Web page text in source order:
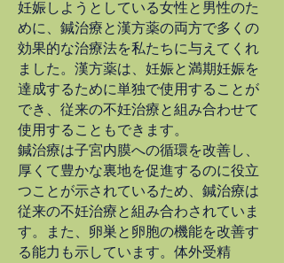
妊娠しようとしている女性と男性のた
めに、鍼治療と漢方薬の両方で多くの
効果的な治療法を私たちに与えてくれ
ました。漢方薬は、妊娠と満期妊娠を
達成するために単独で使用することが
でき、従来の不妊治療と組み合わせて
使用することもできます。
鍼治療は子宮内膜への循環を改善し、
厚くて豊かな裏地を促進するのに役立
つことが示されているため、鍼治療は
従来の不妊治療と組み合わされていま
す。また、卵巣と卵胞の機能を改善す
る能力も示しています。体外受精